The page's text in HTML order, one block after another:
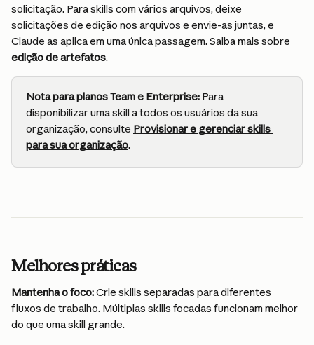
solicitação. Para skills com vários arquivos, deixe
solicitações de edição nos arquivos e envie-as juntas, e
Claude as aplica em uma única passagem. Saiba mais sobre
edição de artefatos.
Nota para planos Team e Enterprise: Para
disponibilizar uma skill a todos os usuários da sua
organização, consulte Provisionar e gerenciar skills
para sua organização.
Melhores práticas
Mantenha o foco: Crie skills separadas para diferentes
fluxos de trabalho. Múltiplas skills focadas funcionam melhor
do que uma skill grande.